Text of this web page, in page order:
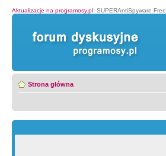
Aktualizacje na programosy.pl: SUPERAntiSpyware Free
Strona główna